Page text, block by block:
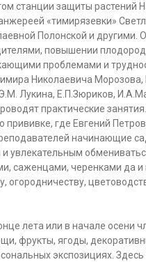
станции защиты
«тимирязевки»
Полонской и другими.
повышении
проблемами и
Николаевича
Лукина, Е.П.Зюриков,
практические занятия.
прививке, где Евгений
начинающие
увлекательным
саженцами, черенками да
огородничеству,
лета или в начале осени
фрукты, ягоды,
экспозициях.